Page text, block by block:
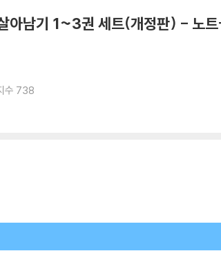
아남기 1~3권 세트(개정판) - 노
수 738